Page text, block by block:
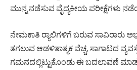
ಮುನ್ನ ನಡೆಸುವ ವೈದ್ಯಕೀಯ ಪರೀಕ್ಷೆಗಳು
ನೇಮಕಾತಿ ರ‍್ಯಾಲಿಗಳಿಗೆ ಬರುವ ಸಾವಿರಾರು
ತಗಲುವ ಆಡಳಿತಾತ್ಮಕ ವೆಚ್ಚ, ಸಾಗಾಟದ
ಗಮನದಲ್ಲಿಟ್ಟುಕೊಂಡು ಈ ಬದಲಾವಣೆ